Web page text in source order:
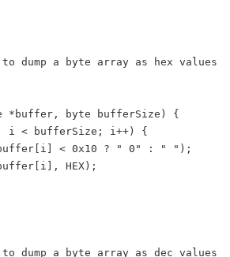
*buffer, byte bufferSize) {
< 0x10 ? " 0" : " ");
HEX);